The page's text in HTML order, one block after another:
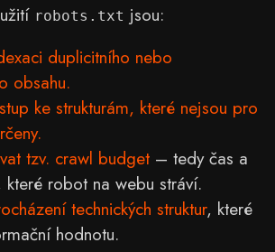
robots.txt jsou:
duplicitního nebo
obsahu.
ke strukturám, které nejsou pro
tzv. crawl budget – tedy čas a
které robot na webu stráví.
technických struktur, které
hodnotu.